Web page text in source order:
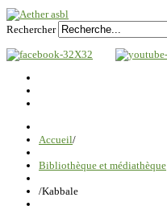
Rechercher
Accueil/
Bibliothèque et médiathèque
/Kabbale